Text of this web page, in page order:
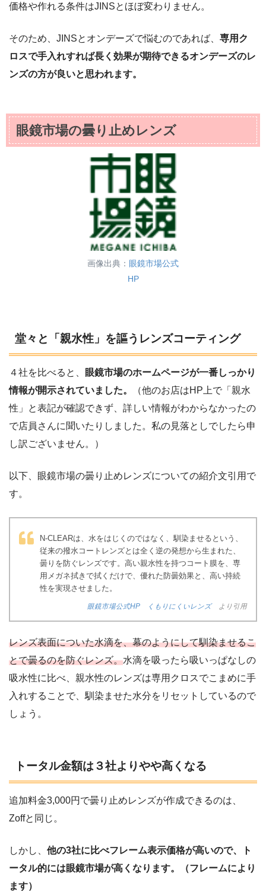
価格や作れる条件はJINSとほぼ変わりません。
そのため、JINSとオンデーズで悩むのであれば、 専用ク
ロスで手入れすれば長く効果が期待できるオンデーズのレ
ンズの方が良いと思われます。
眼鏡市場の曇り止めレンズ
画像出典： 眼鏡市場公式
HP
堂々と「親水性」を謳うレンズコーティング
４社を比べると、
眼鏡市場のホームページが一番しっかり
情報が開示されていました。
（他のお店はHP上で「親水
性」と表記が確認できず、詳しい情報がわからなかったの
で店員さんに聞いたりしました。私の見落としでしたら申
し訳ございません。）
以下、眼鏡市場の曇り止めレンズについての紹介文引用で
す。
N-CLEARは、水をはじくのではなく、馴染ませるという、
従来の撥水コートレンズとは全く逆の発想から生まれた、
曇りを防ぐレンズです。高い親水性を持つコート膜を、専
用メガネ拭きで拭くだけで、優れた防曇効果と、高い持続
性を実現させました。
眼鏡市場公式HP くもりにくいレンズより引用
レンズ表面についた水滴を、幕のようにして馴染ませるこ
とで曇るのを防ぐレンズ。水滴を吸ったら吸いっぱなしの
吸水性に比べ、親水性のレンズは専用クロスでこまめに手
入れすることで、馴染ませた水分をリセットしているので
しょう。
トータル金額は３社よりやや高くなる
追加料金3,000円で曇り止めレンズが作成できるのは、
Zoffと同じ。
しかし、 他の3社に比べフレーム表示価格が高いので、ト
ータル的には眼鏡市場が高くなります。（フレームにより
ます）